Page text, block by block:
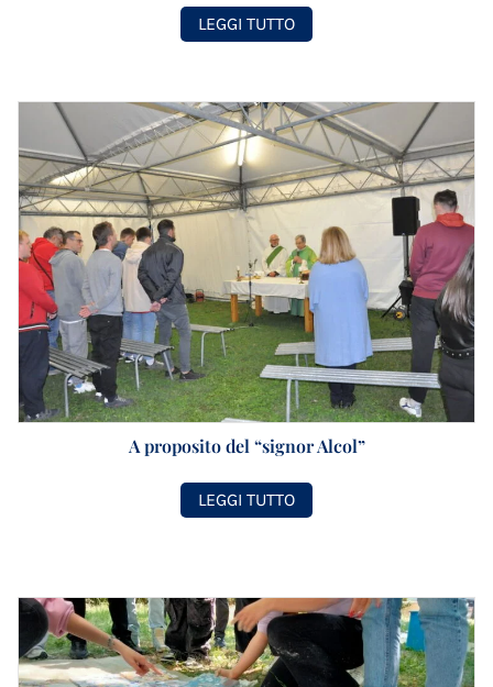
LEGGI TUTTO
A proposito del “signor Alcol”
LEGGI TUTTO